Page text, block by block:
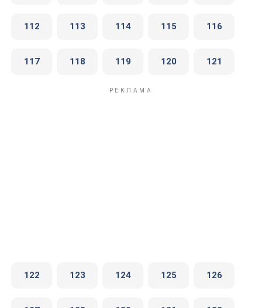
112 113 114 115 116
117 118 119 120 121
122 123 124 125 126